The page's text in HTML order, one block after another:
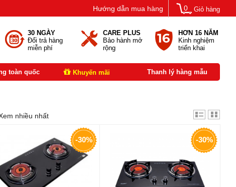
Giỏ hàng
0
Hướng dẫn mua hàng
30 NGÀY
Đổi trả hàng
miễn phí
CARE PLUS
Bảo hành mở
rộng
HƠN 16 NĂM
Kinh nghiệm
triển khai
toàn quốc Khuyến mãi Thanh lý hàng mẫu
nhiều nhất
-30% -30%